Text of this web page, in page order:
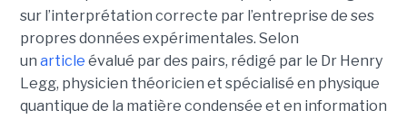
sur l’interprétation correcte par l’entreprise de ses
propres données expérimentales. Selon
un article évalué par des pairs, rédigé par le Dr Henry
Legg, physicien théoricien et spécialisé en physique
quantique de la matière condensée et en information